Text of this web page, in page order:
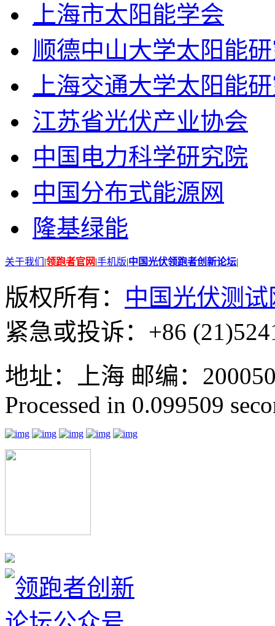
上海市太阳能学会
顺德中山大学太阳能
上海交通大学太阳能
江苏省光伏产业协会
中国电力科学研究院
中国分布式能源网
隆基绿能
关于我们 |领跑者官网|手机版|中国光伏领跑者创新论坛|
版权所有： 中国光伏测试
紧急或投诉：+86
地址：上海 邮编：
Processed in 0.099509